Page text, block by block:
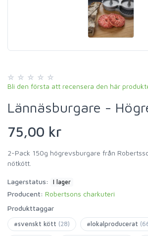
Bli den första att recensera den här
Lännäsburgare -
75,00 kr
2-Pack 150g högrevsburgare från
nötkött.
Lagerstatus: I lager
Producent: Robertsons charkuteri
Produkttaggar
#svenskt kött (28) #lokalproducerat